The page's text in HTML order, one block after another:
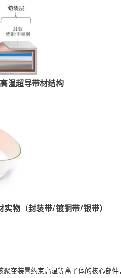
温超导带材结构
物（封装带/镀铜带/银带）
变装置约束高温等离子体的核心部